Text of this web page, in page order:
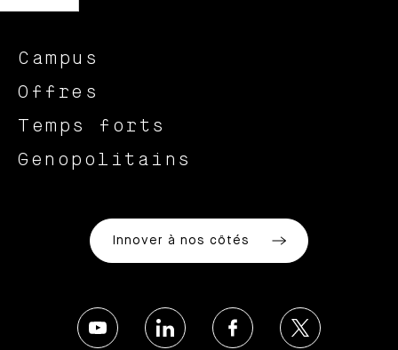
Campus
Offres
Temps forts
Genopolitains
Innover à nos côtés